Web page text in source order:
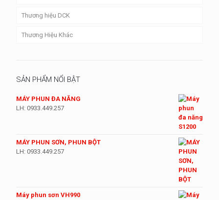
Thương hiệu DCK
Thương Hiệu Khác
SẢN PHẨM NỔI BẬT
MÁY PHUN ĐA NĂNG
LH: 0933.449.257
MÁY PHUN SƠN, PHUN BỘT
LH: 0933.449.257
Máy phun sơn VH990